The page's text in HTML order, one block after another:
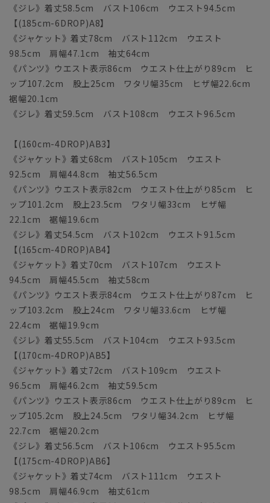
《ジレ》着丈58.5cm バスト106cm ウエスト94.5cm
【(185cm-6DROP)A8】
《ジャケット》着丈78cm バスト112cm ウエスト
98.5cm 肩幅47.1cm 袖丈64cm
《パンツ》ウエスト表示86cm ウエスト仕上がり89cm ヒ
ップ107.2cm 股上25cm ワタリ幅35cm ヒザ幅22.6cm
裾幅20.1cm
《ジレ》着丈59.5cm バスト108cm ウエスト96.5cm
【(160cm-4DROP)AB3】
《ジャケット》着丈68cm バスト105cm ウエスト
92.5cm 肩幅44.8cm 袖丈56.5cm
《パンツ》ウエスト表示82cm ウエスト仕上がり85cm ヒ
ップ101.2cm 股上23.5cm ワタリ幅33cm ヒザ幅
22.1cm 裾幅19.6cm
《ジレ》着丈54.5cm バスト102cm ウエスト91.5cm
【(165cm-4DROP)AB4】
《ジャケット》着丈70cm バスト107cm ウエスト
94.5cm 肩幅45.5cm 袖丈58cm
《パンツ》ウエスト表示84cm ウエスト仕上がり87cm ヒ
ップ103.2cm 股上24cm ワタリ幅33.6cm ヒザ幅
22.4cm 裾幅19.9cm
《ジレ》着丈55.5cm バスト104cm ウエスト93.5cm
【(170cm-4DROP)AB5】
《ジャケット》着丈72cm バスト109cm ウエスト
96.5cm 肩幅46.2cm 袖丈59.5cm
《パンツ》ウエスト表示86cm ウエスト仕上がり89cm ヒ
ップ105.2cm 股上24.5cm ワタリ幅34.2cm ヒザ幅
22.7cm 裾幅20.2cm
《ジレ》着丈56.5cm バスト106cm ウエスト95.5cm
【(175cm-4DROP)AB6】
《ジャケット》着丈74cm バスト111cm ウエスト
98.5cm 肩幅46.9cm 袖丈61cm